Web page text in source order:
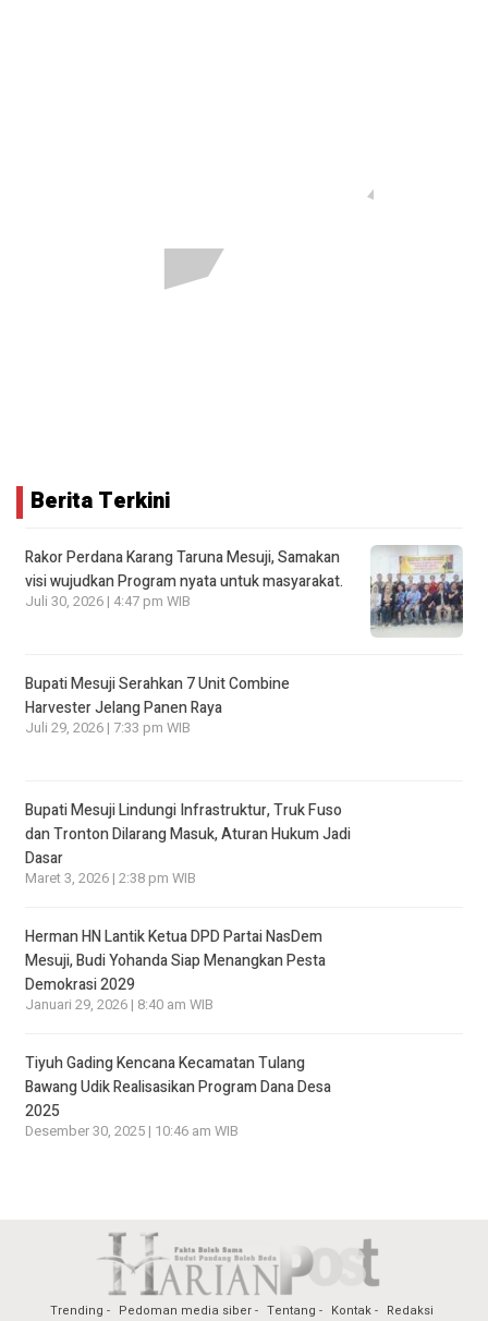
Berita Terkini
Rakor Perdana Karang Taruna Mesuji, Samakan
visi wujudkan Program nyata untuk masyarakat.
Juli 30, 2026 | 4:47 pm WIB
Bupati Mesuji Serahkan 7 Unit Combine
Harvester Jelang Panen Raya
Juli 29, 2026 | 7:33 pm WIB
Bupati Mesuji Lindungi Infrastruktur, Truk Fuso
dan Tronton Dilarang Masuk, Aturan Hukum Jadi
Dasar
Maret 3, 2026 | 2:38 pm WIB
Herman HN Lantik Ketua DPD Partai NasDem
Mesuji, Budi Yohanda Siap Menangkan Pesta
Demokrasi 2029
Januari 29, 2026 | 8:40 am WIB
Tiyuh Gading Kencana Kecamatan Tulang
Bawang Udik Realisasikan Program Dana Desa
2025
Desember 30, 2025 | 10:46 am WIB
Trending Pedoman media siber Tentang Kontak Redaksi